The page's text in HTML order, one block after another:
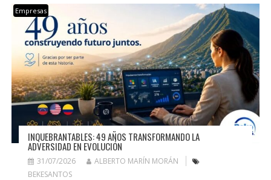
Empresas
INQUEBRANTABLES: 49 AÑOS TRANSFORMANDO LA
ADVERSIDAD EN EVOLUCIÓN
31/07/2026
ALBERTO MARÍN MORÁN
BEKESANTOS